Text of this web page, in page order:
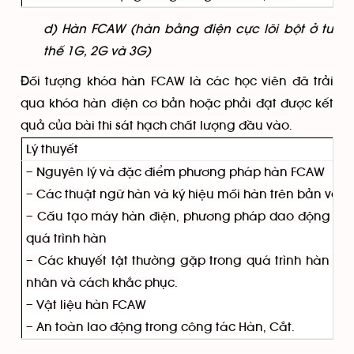
d) Hàn FCAW (hàn bằng điện cực lõi bột ở tư
thế 1G, 2G và 3G)
Đối tượng khóa hàn FCAW là các học viên đã trải
qua khóa hàn điện cơ bản hoặc phải đạt được kết
quả của bài thi sát hạch chất lượng đầu vào.
Lý thuyết
– Nguyên lý và đặc điểm phương pháp hàn FCAW
– Các thuật ngữ hàn và ký hiệu mối hàn trên bản vẽ.
– Cấu tạo máy hàn điện, phương pháp dao động
quá trình hàn
– Các khuyết tật thường gặp trong quá trình hàn
nhân và cách khắc phục.
– Vật liệu hàn FCAW
– An toàn lao động trong công tác Hàn, Cắt.